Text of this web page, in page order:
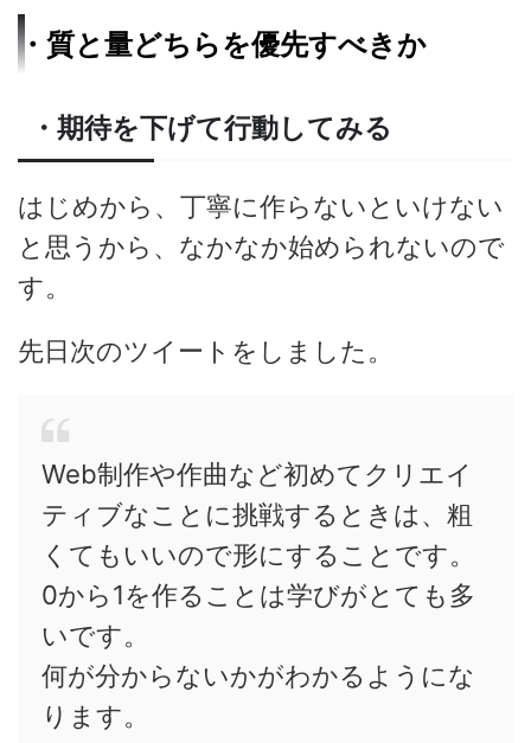
・質と量どちらを優先すべきか
・期待を下げて行動してみる
はじめから、丁寧に作らないといけない
と思うから、なかなか始められないので
す。
先日次のツイートをしました。
Web制作や作曲など初めてクリエイ
ティブなことに挑戦するときは、粗
くてもいいので形にすることです。
0から1を作ることは学びがとても多
いです。
何が分からないかがわかるようにな
ります。